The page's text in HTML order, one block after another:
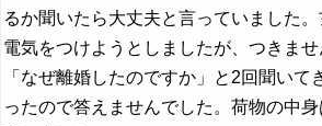
るか聞いたら大丈夫と言っていました
電気をつけようとしましたが、つきま
「なぜ離婚したのですか」と2回聞いて
ったので答えませんでした。荷物の中